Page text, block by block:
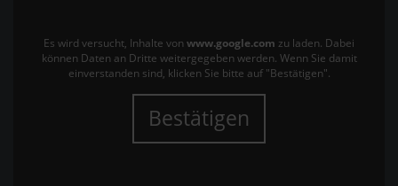
Es wird versucht, Inhalte von www.google.com zu laden. Dabei
können Daten an Dritte weitergegeben werden. Wenn Sie damit
einverstanden sind, klicken Sie bitte auf "Bestätigen".
Bestätigen